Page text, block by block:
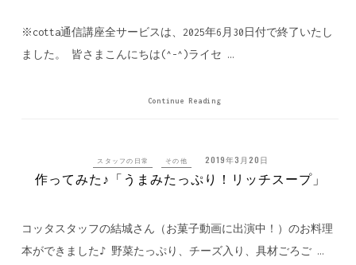
※cotta通信講座全サービスは、2025年6月30日付で終了いたし
ました。 皆さまこんにちは(^-^)ライセ …
Continue Reading
スタッフの日常 その他 2019年3月20日
作ってみた♪「うまみたっぷり！リッチスープ」
コッタスタッフの結城さん（お菓子動画に出演中！）のお料理
本ができました♪ 野菜たっぷり、チーズ入り、具材ごろご …